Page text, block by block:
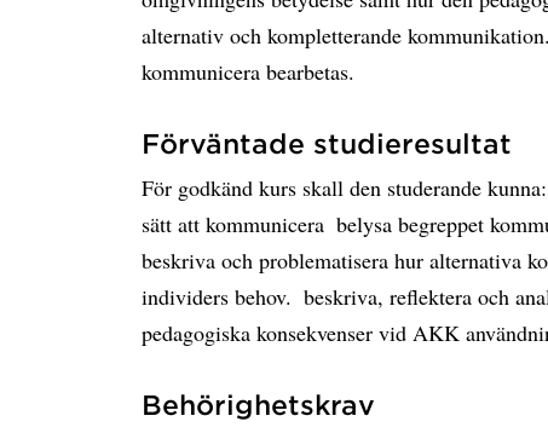
alternativ och kompletterande
kommunicera bearbetas.
Förväntade studieresultat
För godkänd kurs skall den studerande
sätt att kommunicera  belysa begreppet
beskriva och problematisera hur alternativa
individers behov.  beskriva, reflektera och
pedagogiska konsekvenser vid AKK
Behörighetskrav